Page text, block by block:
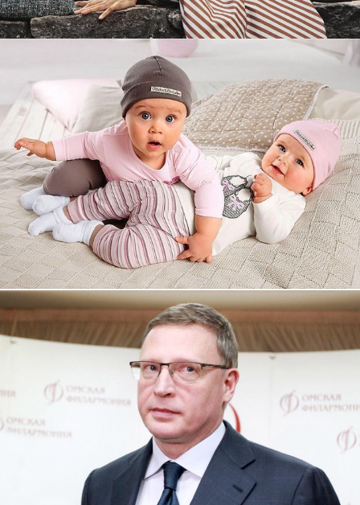
Увеличили выручку интернет-
магазину topdatop.ru на 25%!
Смотреть проект
Сайт кандидата в губернаторы
Буркова Александра Леонидовича
Смотреть проект